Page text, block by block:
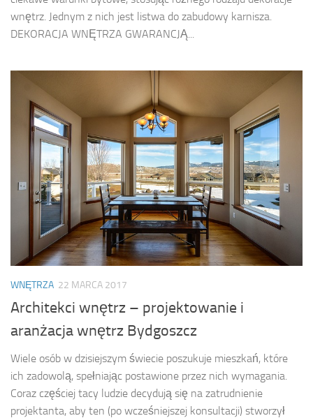
wnętrz. Jednym z nich jest listwa do zabudowy karnisza.
DEKORACJA WNĘTRZA GWARANCJĄ...
WNĘTRZA 22 MARCA 2017
Architekci wnętrz – projektowanie i
aranżacja wnętrz Bydgoszcz
Wiele osób w dzisiejszym świecie poszukuje mieszkań, które
ich zadowolą, spełniając postawione przez nich wymagania.
Coraz częściej tacy ludzie decydują się na zatrudnienie
projektanta, aby ten (po wcześniejszej konsultacji) stworzył